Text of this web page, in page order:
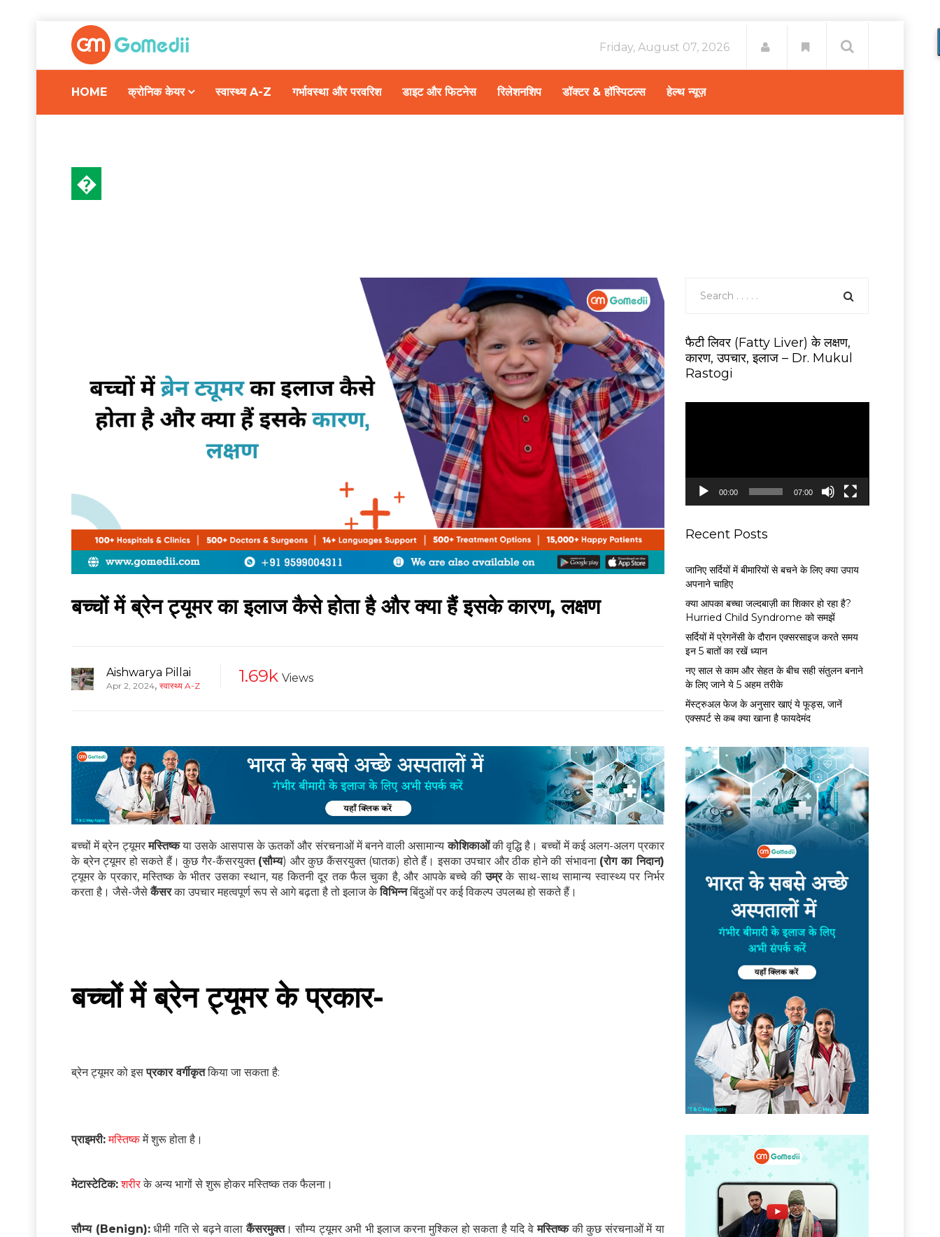
Friday, August 07, 2026
HOME क्रोनिक केयर स्वास्थ्य A-Z गर्भावस्था और परवरिश डाइट और फिटनेस रिलेशनशिप डॉक्टर & हॉस्पिटल्स हेल्थ न्यूज़
�
बच्चों में ब्रेन ट्यूमर का इलाज कैसे होता है और क्या हैं इसके कारण, लक्षण
Aishwarya Pillai
Apr 2, 2024, स्वास्थ्य A-Z 1.69k Views
बच्चों में ब्रेन ट्यूमरमस्तिष्कया उसके आसपास के ऊतकों और संरचनाओं में बनने वाली असामान्यकोशिकाओंकी वृद्धि है। बच्चों में कई अलग-अलग प्रकार
के ब्रेन ट्यूमर हो सकते हैं। कुछ गैर-कैंसरयुक्त (सौम्य) और कुछ कैंसरयुक्त (घातक) होते हैं। इसका उपचार और ठीक होने की संभावना (रोग का निदान)
ट्यूमर के प्रकार, मस्तिष्क के भीतर उसका स्थान, यह कितनी दूर तक फैल चुका है, और आपके बच्चे कीउम्रके साथ-साथ सामान्य स्वास्थ्य पर निर्भर
करता है। जैसे-जैसेकैंसरका उपचार महत्वपूर्ण रूप से आगे बढ़ता है तो इलाज केविभिन्नबिंदुओं पर कई विकल्प उपलब्ध हो सकते हैं।
बच्चों में ब्रेन ट्यूमर के प्रकार-
ब्रेन ट्यूमर को इसप्रकार वर्गीकृतकिया जा सकता है:
प्राइमरी: मस्तिष्कमें शुरू होता है।
मेटास्टेटिक:शरीरके अन्य भागों से शुरू होकर मस्तिष्क तक फैलना।
सौम्य (Benign):धीमी गति से बढ़ने वालाकैंसरमुक्त। सौम्य ट्यूमर अभी भी इलाज करना मुश्किल हो सकता है यदि वेमस्तिष्ककी कुछ संरचनाओं में या
फैटी लिवर (Fatty Liver) के लक्षण,
कारण, उपचार, इलाज – Dr. Mukul
Rastogi
y
00:00 07:00
Recent Posts
जानिए सर्दियों में बीमारियों से बचने के लिए क्या उपाय
अपनाने चाहिए
क्या आपका बच्चा जल्दबाज़ी का शिकार हो रहा है?
Hurried Child Syndrome को समझें
सर्द‍ियों में प्रेगनेंसी के दौरान एक्सरसाइज करते समय
इन 5 बातों का रखें ध्यान
नए साल से काम और सेहत के बीच सही संतुलन बनाने
के लिए जाने ये 5 अहम तरीके
मेंस्ट्रुअल फेज के अनुसार खाएं ये फूड्स, जानें
एक्सपर्ट से कब क्या खाना है फायदेमंद